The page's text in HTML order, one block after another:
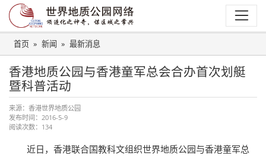
首页 新闻 最新消息
香港地质公园与香港童军总会合办首次划艇
暨科普活动
来源： 香港世界地质公园
发布时间： 2016-5-9
阅读次数： 134
近日，香港联合国教科文组织世界地质公园与香港童军总